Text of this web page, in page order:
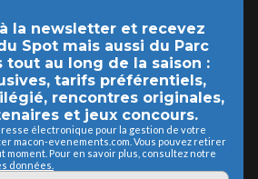
la newsletter et recevez
Spot mais aussi du Parc
tout au long de la saison :
tarifs préférentiels,
rencontres originales,
et jeux concours.
électronique pour la gestion de votre
macon-evenements.com. Vous pouvez retirer
Pour en savoir plus, consultez notre
données.